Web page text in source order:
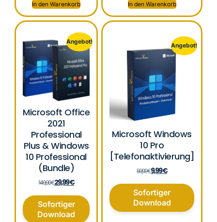
In den Warenkorb In den Warenkorb
Angebot!
Microsoft Office
2021
Professional
Plus & Windows
10 Professional
(Bundle)
149,99€29,99€
Sofortiger
Download
Angebot!
Microsoft Windows
10 Pro
[Telefonaktivierung]
59,99€9,99€
Sofortiger
Download